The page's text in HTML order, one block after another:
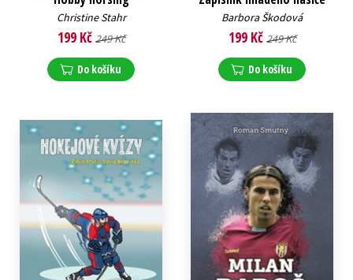
Christine Stahr
199 Kč 249 Kč
Do košíku
Barbora Škodová
199 Kč 249 Kč
Do košíku